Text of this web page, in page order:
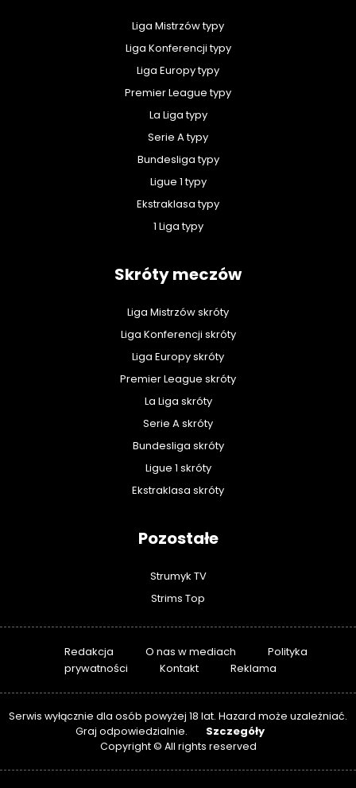
Liga Mistrzów typy
Liga Konferencji typy
Liga Europy typy
Premier League typy
La Liga typy
Serie A typy
Bundesliga typy
Ligue 1 typy
Ekstraklasa typy
1 Liga typy
Skróty meczów
Liga Mistrzów skróty
Liga Konferencji skróty
Liga Europy skróty
Premier League skróty
La Liga skróty
Serie A skróty
Bundesliga skróty
Ligue 1 skróty
Ekstraklasa skróty
Pozostałe
Strumyk TV
Strims Top
Redakcja O nas w mediach
Polityka
prywatności
Kontakt Reklama
Serwis wyłącznie dla osób powyżej 18 lat. Hazard może uzależniać.
Graj odpowiedzialnie.
Szczegóły
Copyright © All rights reserved